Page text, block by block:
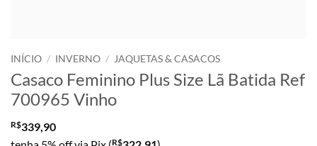
INÍCIO / INVERNO / JAQUETAS & CASACOS
Casaco Feminino Plus Size Lã Batida Ref
700965 Vinho
R$339,90
R$